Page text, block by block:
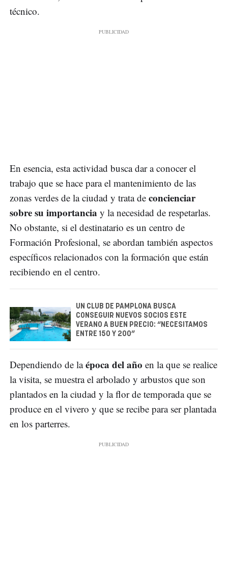
técnico.
En esencia, esta actividad busca dar a conocer el
trabajo que se hace para el mantenimiento de las
zonas verdes de la ciudad y trata de concienciar
sobre su importancia y la necesidad de respetarlas.
No obstante, si el destinatario es un centro de
Formación Profesional, se abordan también aspectos
específicos relacionados con la formación que están
recibiendo en el centro.
UN CLUB DE PAMPLONA BUSCA
CONSEGUIR NUEVOS SOCIOS ESTE
VERANO A BUEN PRECIO: “NECESITAMOS
ENTRE 150 Y 200”
Dependiendo de laépoca del año en la que se realice
la visita, se muestra el arbolado y arbustos que son
plantados en la ciudad y la flor de temporada que se
produce en el vivero y que se recibe para ser plantada
en los parterres.